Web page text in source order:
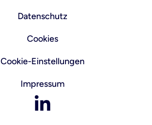
Datenschutz
Cookies
Cookie-Einstellungen
Impressum